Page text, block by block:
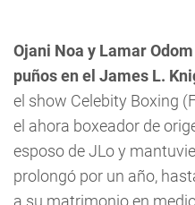
Ojani Noa y Lamar
puños en el James L.
el show Celebity Boxing
el ahora boxeador de
esposo de JLo y
prolongó por un año,
a su matrimonio en